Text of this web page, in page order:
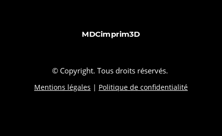
MDCimprim3D
© Copyright. Tous droits réservés.
Mentions légales | Politique de confidentialité